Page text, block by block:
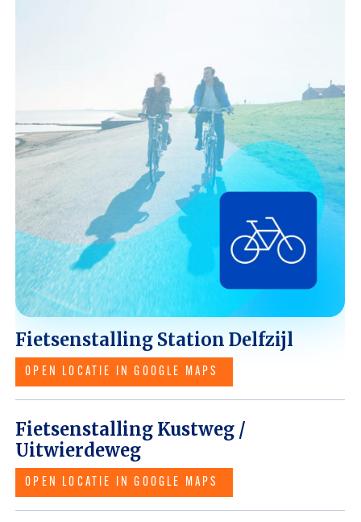
Fietsenstalling Station Delfzijl
OPEN LOCATIE IN GOOGLE MAPS
Fietsenstalling Kustweg /
Uitwierdeweg
OPEN LOCATIE IN GOOGLE MAPS